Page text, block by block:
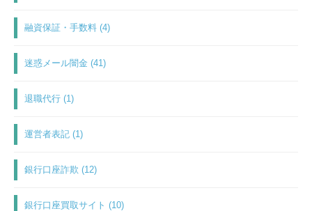
融資保証・手数料 (4)
迷惑メール闇金 (41)
退職代行 (1)
運営者表記 (1)
銀行口座詐欺 (12)
銀行口座買取サイト (10)